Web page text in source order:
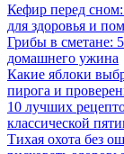
Кефир перед сном:
для здоровья и
Грибы в сметане:
домашнего ужина
Какие яблоки
пирога и
10 лучших
классической
Тихая охота без